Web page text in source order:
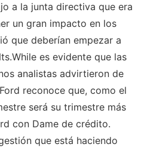
a la junta directiva que era
un gran impacto en los
que deberían empezar a
es evidente que las
analistas advirtieron de
reconoce que, como el
será su trimestre más
con Dame de crédito.
que está haciendo